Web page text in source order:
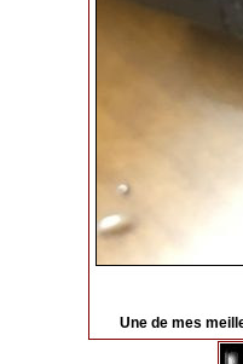
Une de mes